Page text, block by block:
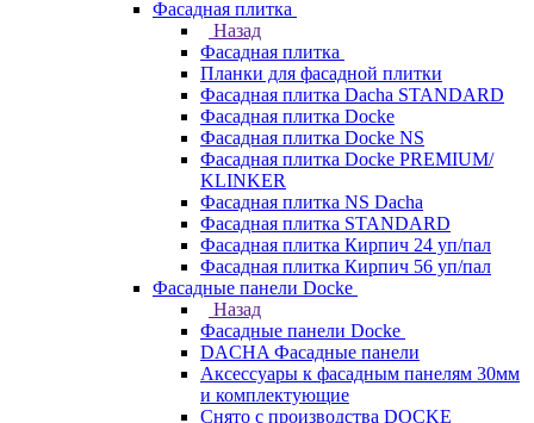
Фасадная плитка
Назад
Фасадная плитка
Планки для фасадной плитки
Фасадная плитка Dacha STANDARD
Фасадная плитка Docke
Фасадная плитка Docke NS
Фасадная плитка Docke PREMIUM/
KLINKER
Фасадная плитка NS Dacha
Фасадная плитка STANDARD
Фасадная плитка Кирпич 24 уп/пал
Фасадная плитка Кирпич 56 уп/пал
Фасадные панели Docke
Назад
Фасадные панели Docke
DACHA Фасадные панели
Аксессуары к фасадным панелям 30мм
и комплектующие
Снято с производства DOCKE